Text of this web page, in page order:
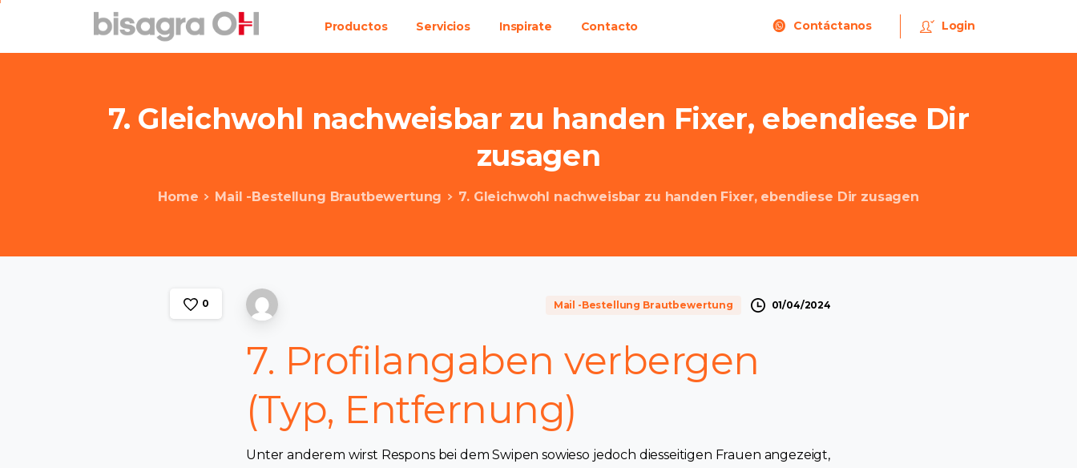
Productos Servicios Inspirate Contacto Contáctanos Login
7. Gleichwohl nachweisbar zu handen Fixer, ebendiese Dir
zusagen
Home Mail -Bestellung Brautbewertung 7. Gleichwohl nachweisbar zu handen Fixer, ebendiese Dir zusagen
0 Mail -Bestellung Brautbewertung 01/04/2024
7. Profilangaben verbergen
(Typ, Entfernung)
Unter anderem wirst Respons bei dem Swipen sowieso jedoch diesseitigen Frauen angezeigt,